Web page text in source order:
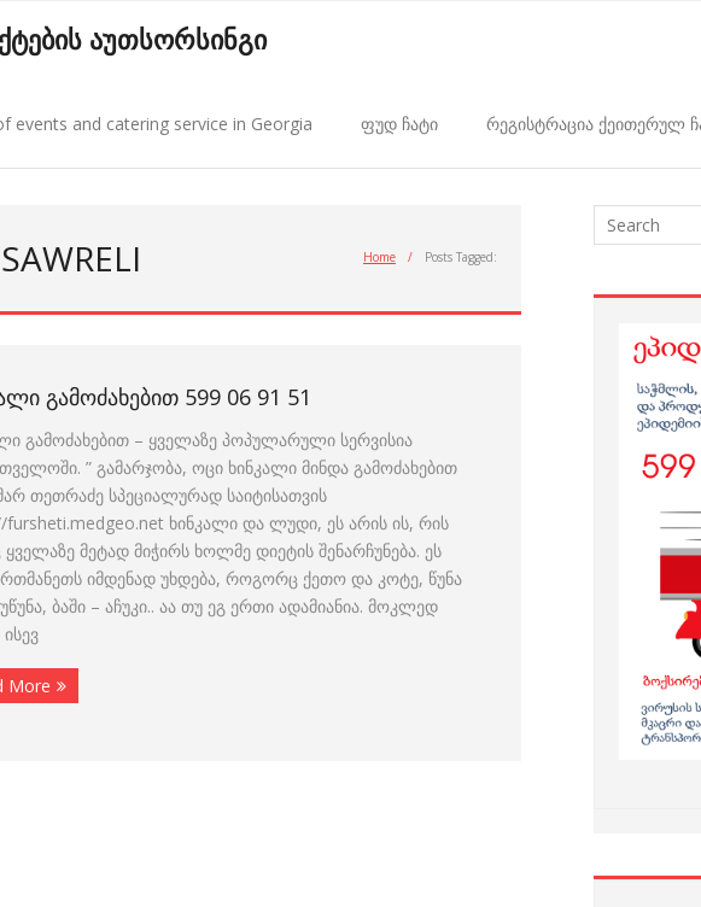
აუთსორსინგი
events and catering service in Georgia ფუდ ჩატი რეგისტრაცია ქეითერულ
Home / Posts Tagged:
ᲒᲐᲛᲝᲫᲐᲮᲔᲑᲘᲗ 599 06 91 51
გამოძახებით – ყველაზე პოპულარული სერვისია
” გამარჯობა, ოცი ხინკალი მინდა გამოძახებით
თეთრაძე სპეციალურად საიტისათვის
fursheti.medgeo.net ხინკალი და ლუდი, ეს არის ის, რის
ყველაზე მეტად მიჭირს ხოლმე დიეტის შენარჩუნება. ეს
იმდენად უხდება, როგორც ქეთო და კოტე, წუნა
ბაში – აჩუკი.. აა თუ ეგ ერთი ადამიანია. მოკლედ
More